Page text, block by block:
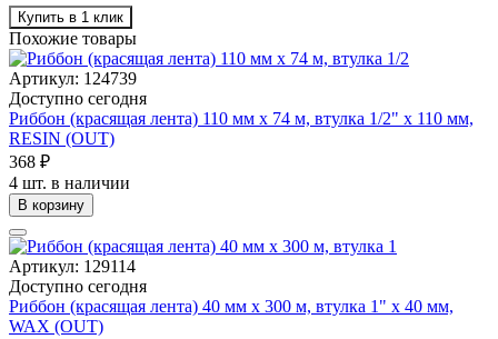
Купить в 1 клик
Похожие товары
Артикул: 124739
Доступно сегодня
Риббон (красящая лента) 110 мм х 74 м, втулка 1/2" x 110 мм,
RESIN (OUT)
368 ₽
4 шт. в наличии
В корзину
Артикул: 129114
Доступно сегодня
Риббон (красящая лента) 40 мм х 300 м, втулка 1" x 40 мм,
WAX (OUT)